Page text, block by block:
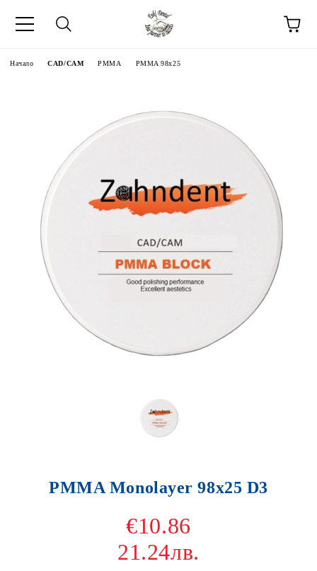
Начало CAD/CAM PMMA PMMA 98x25
PMMA Monolayer 98x25 D3
€10.86
21.24лв.